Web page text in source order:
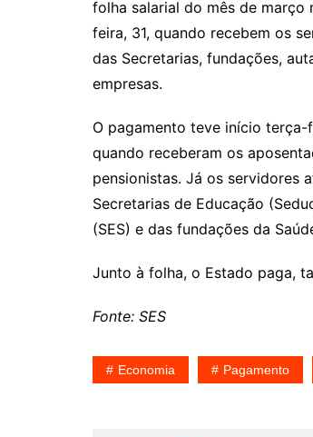
folha salarial do mês de março
feira, 31, quando recebem os
das Secretarias, fundações,
empresas.
O pagamento teve início terça-
quando receberam os
pensionistas. Já os servidores
Secretarias de Educação
(SES) e das fundações da
Junto à folha, o Estado paga,
Fonte: SES
Economia Pagamento